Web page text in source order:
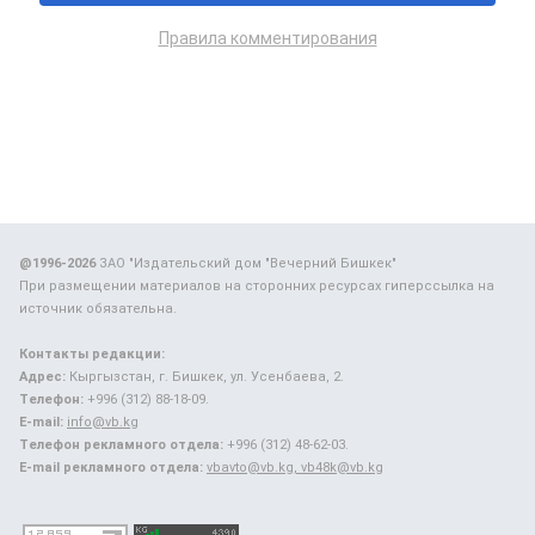
Правила комментирования
@1996-2026ЗАО "Издательский дом "Вечерний Бишкек"
При размещении материалов на сторонних ресурсах гиперссылка на
источник обязательна.
Контакты редакции:
Адрес: Кыргызстан, г. Бишкек, ул. Усенбаева, 2.
Телефон: +996 (312) 88-18-09.
E-mail: info@vb.kg
Телефон рекламного отдела: +996 (312) 48-62-03.
E-mail рекламного отдела: vbavto@vb.kg, vb48k@vb.kg